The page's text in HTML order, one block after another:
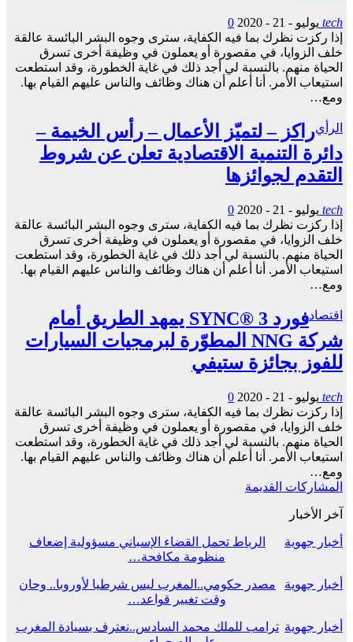
tech يوليو - 21 - 2020
0
إذا ركزت نظرك بما فيه الكفاية، سترى وجوه البشر البائسة عالقة
خلف الزوايا، في مقصورة أو يعملون في وظيفة أخرى تسرق
الحياة منهم. بالنسبة لي أجد ذلك في غاية الخطورة، وقد استطعت
استيعاب الأمر. أنا أعلم أن هناك وظائف والناس عليهم القيام بها.
ومع…
الرأيراكز – لتميّز الأعمال – رأس الخيمة –
دائرة التنمية الاقتصادية تعلن عن شروط
التقدم لجوائزها
tech يوليو - 21 - 2020
0
إذا ركزت نظرك بما فيه الكفاية، سترى وجوه البشر البائسة عالقة
خلف الزوايا، في مقصورة أو يعملون في وظيفة أخرى تسرق
الحياة منهم. بالنسبة لي أجد ذلك في غاية الخطورة، وقد استطعت
استيعاب الأمر. أنا أعلم أن هناك وظائف والناس عليهم القيام بها.
ومع…
اقتصاد
فورد SYNC® 3 يمهد الطريق أمام
شركة NNG المطوّرة لبرمجيات السيارات
للفوز بجائزة ستيفي
tech يوليو - 21 - 2020
0
إذا ركزت نظرك بما فيه الكفاية، سترى وجوه البشر البائسة عالقة
خلف الزوايا، في مقصورة أو يعملون في وظيفة أخرى تسرق
الحياة منهم. بالنسبة لي أجد ذلك في غاية الخطورة، وقد استطعت
استيعاب الأمر. أنا أعلم أن هناك وظائف والناس عليهم القيام بها.
ومع…
المشاركات القديمة
آخر الأخبار
أخبار جهوية
الرباط تحمل القضاء الإسباني مسؤولية إضعاف
منظومة مكافحة…
أخبار جهوية
مصدر حكومي..المغرب ليس شرطيا لأوروبا.. وحان
وقت تغيير قواعد…
أخبار جهوية ترامب للملك محمد السادس..نعترف بسيادة المغرب